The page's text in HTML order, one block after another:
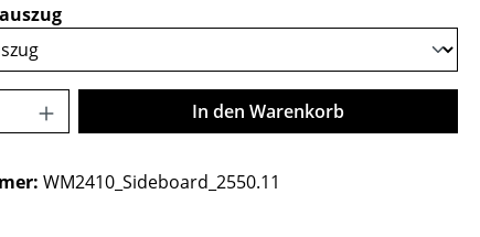
auswählen
Gib den gewünschten Wert
In den Warenkorb
WM2410_Sideboard_2550.11